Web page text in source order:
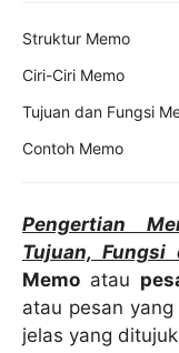
Pengertian
Tujuan, Fungsi
Memo atau
atau pesan
jelas yang
Struktur Memo
Ciri-Ciri Memo
Tujuan dan Fungsi
Contoh Memo